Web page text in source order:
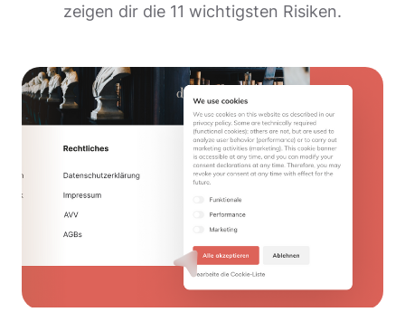
zeigen dir die 11 wichtigsten Risiken.